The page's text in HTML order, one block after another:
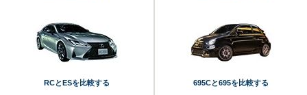
RCとESを比較する 695Cと695を比較する